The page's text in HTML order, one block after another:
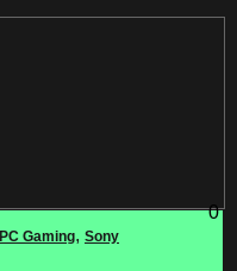
PC Gaming, Sony
0